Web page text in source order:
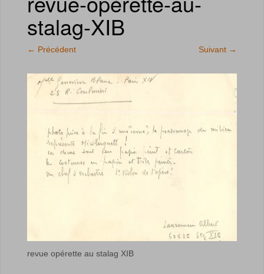
stalag-XIB
← Précédent Suivant →
revue opérette au stalag XIB